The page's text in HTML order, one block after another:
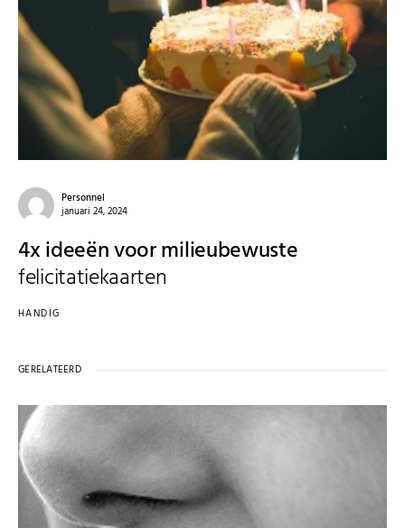
Personnel
januari 24, 2024
4x ideeën voor milieubewuste
felicitatiekaarten
HANDIG
GERELATEERD